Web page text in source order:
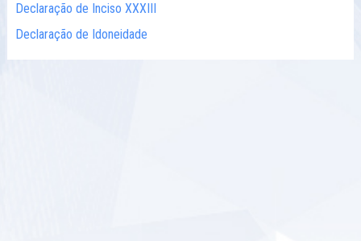
Declaração de Inciso XXXIII
Declaração de Idoneidade